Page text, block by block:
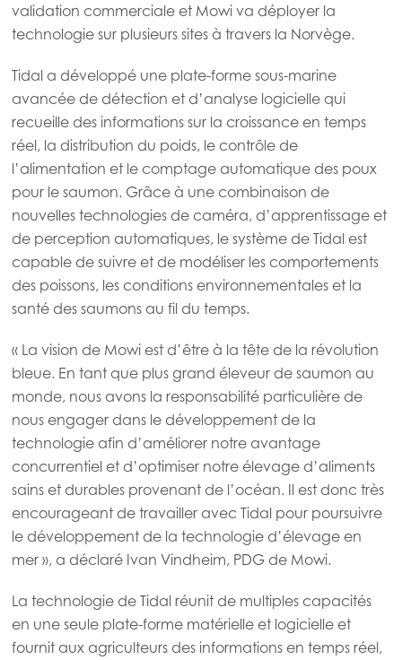
Asia
Mowi China
Mowi Japan
Mowi Korea
validation commerciale et Mowi va déployer la
technologie sur plusieurs sites à travers la Norvège.
Tidal a développé une plate-forme sous-marine
avancée de détection et d’analyse logicielle qui
recueille des informations sur la croissance en temps
réel, la distribution du poids, le contrôle de
l’alimentation et le comptage automatique des poux
pour le saumon. Grâce à une combinaison de
nouvelles technologies de caméra, d’apprentissage et
de perception automatiques, le système de Tidal est
capable de suivre et de modéliser les comportements
des poissons, les conditions environnementales et la
santé des saumons au fil du temps.
« La vision de Mowi est d’être à la tête de la révolution
bleue. En tant que plus grand éleveur de saumon au
monde, nous avons la responsabilité particulière de
nous engager dans le développement de la
technologie afin d’améliorer notre avantage
concurrentiel et d’optimiser notre élevage d’aliments
sains et durables provenant de l’océan. Il est donc très
encourageant de travailler avec Tidal pour poursuivre
le développement de la technologie d’élevage en
mer », a déclaré Ivan Vindheim, PDG de Mowi.
La technologie de Tidal réunit de multiples capacités
en une seule plate-forme matérielle et logicielle et
fournit aux agriculteurs des informations en temps réel,